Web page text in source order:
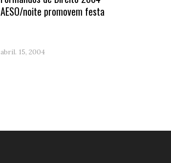
AESO/noite promovem festa
abril. 15, 2004